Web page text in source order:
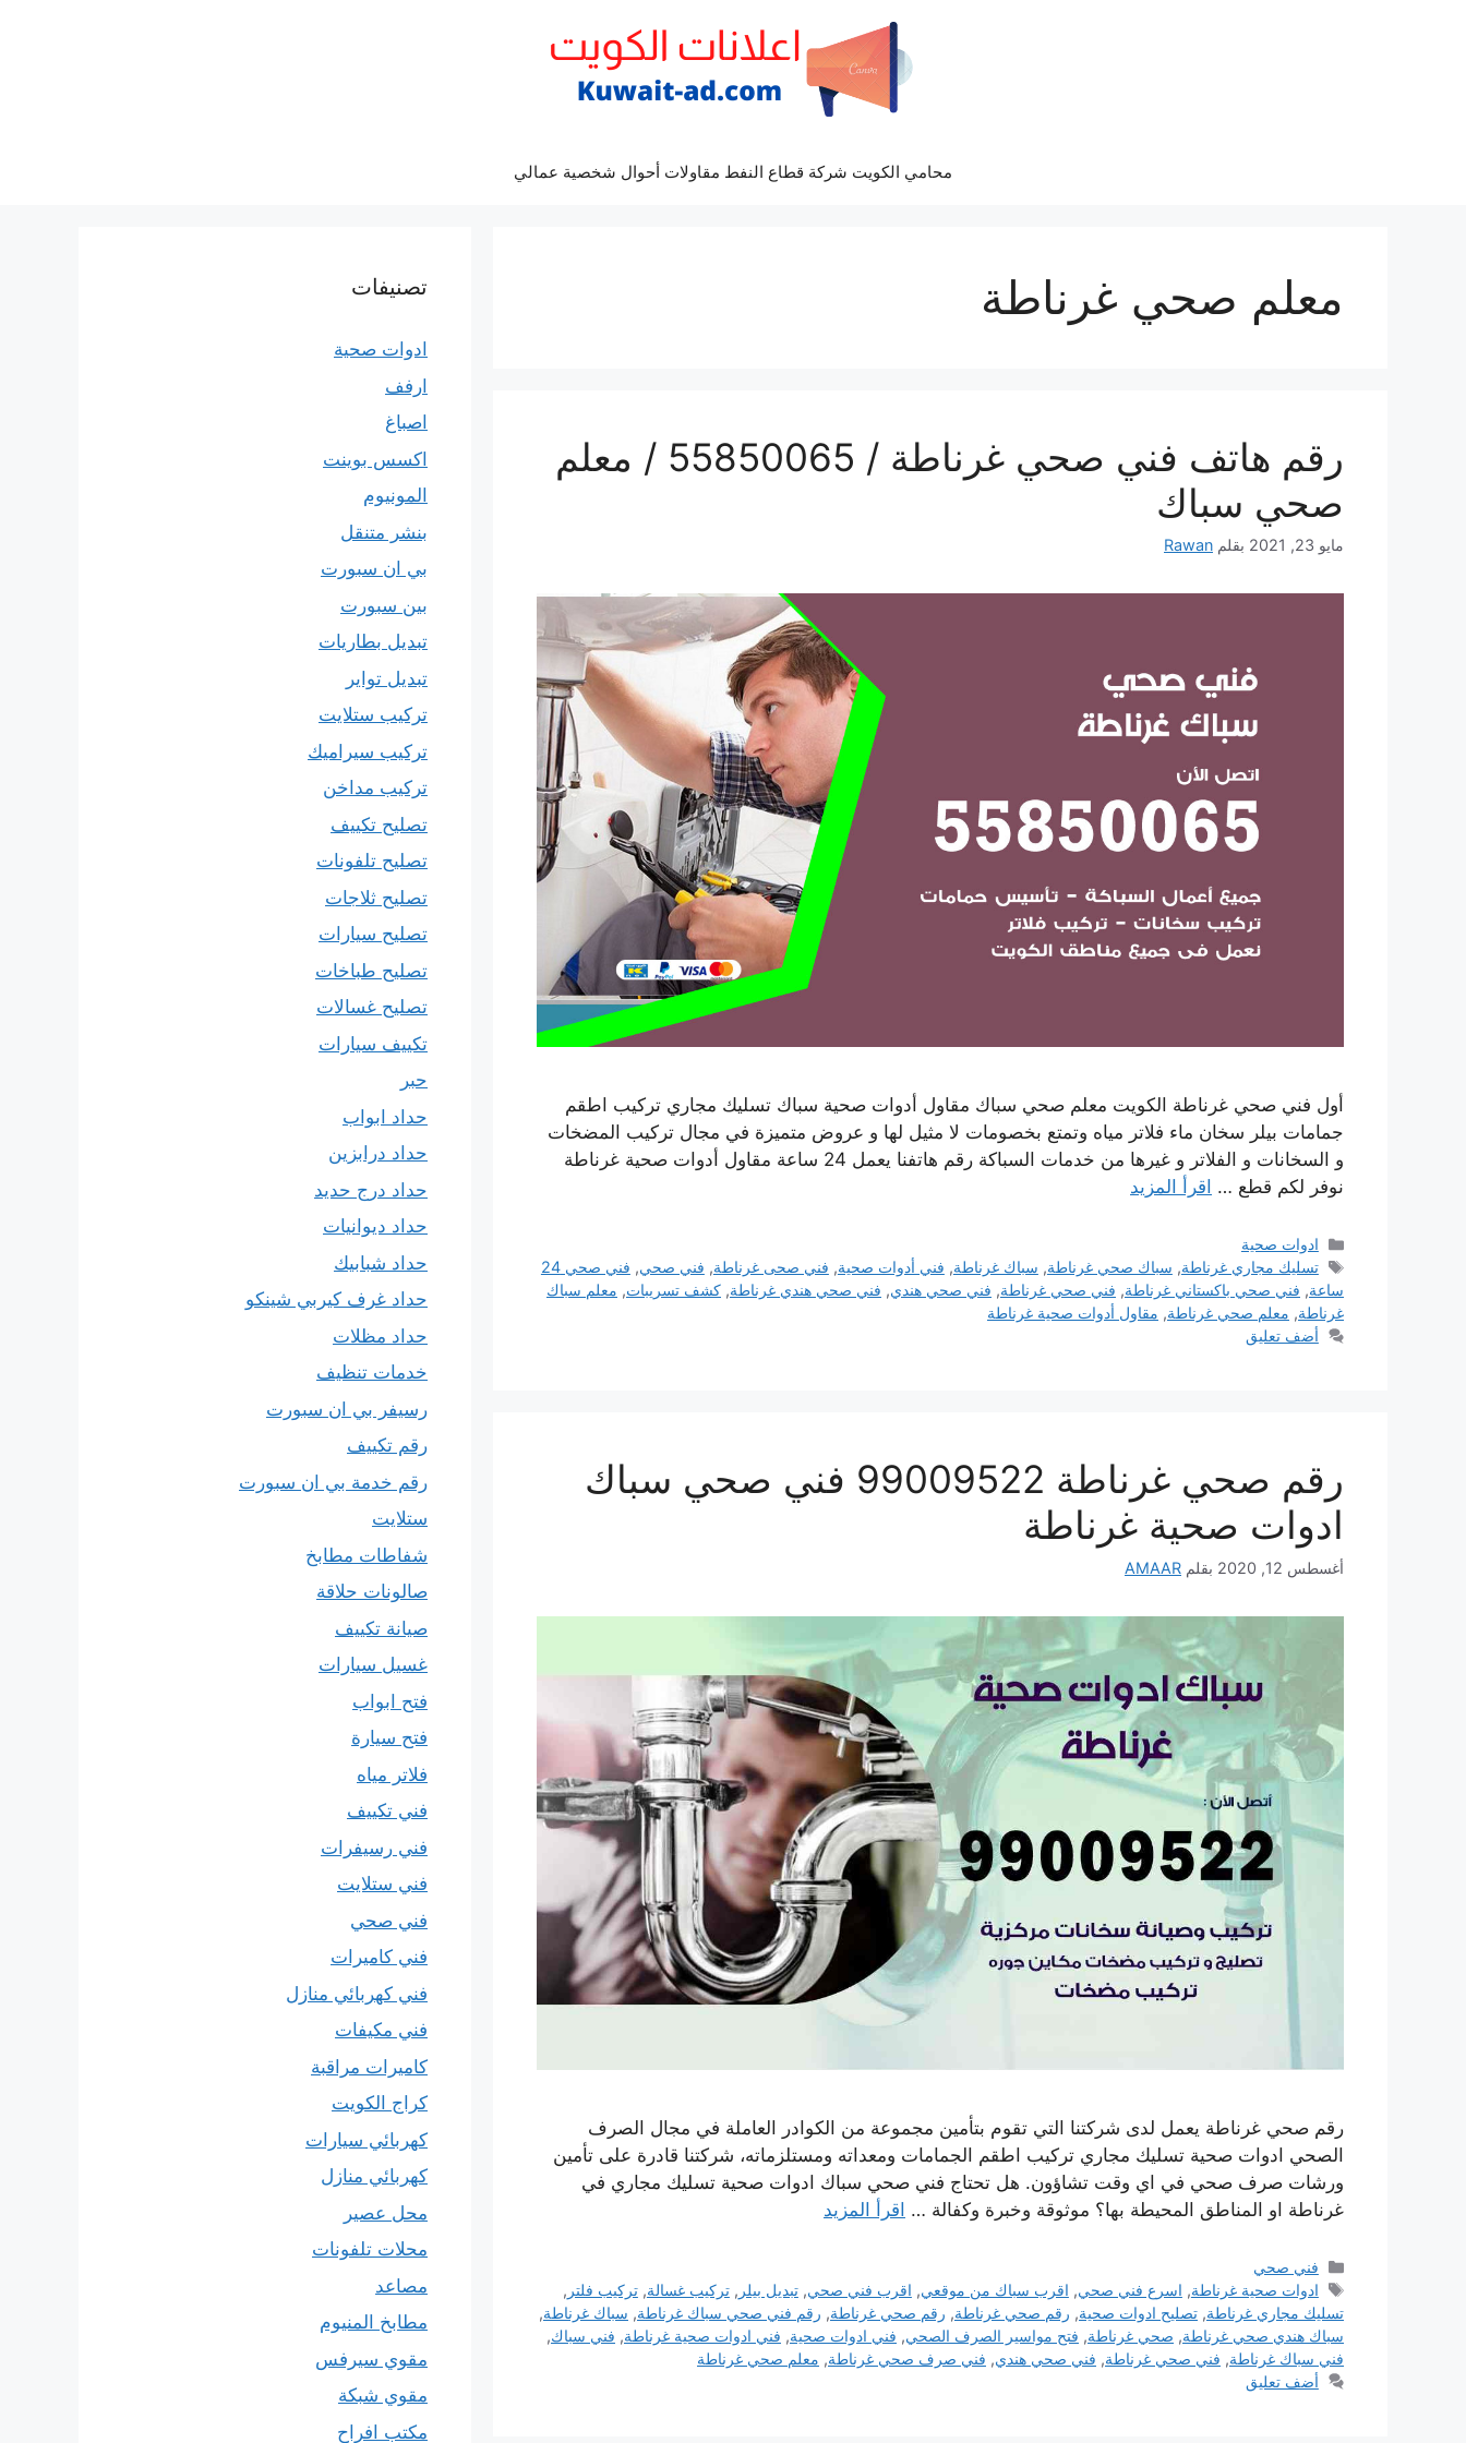
محامي الكويت شركة قطاع النفط مقاولات أحوال شخصية عمالي
معلم صحي غرناطة
رقم هاتف فني صحي غرناطة / 55850065 / معلم
صحي سباك
مايو 23, 2021 بقلم Rawan
أول فني صحي غرناطة الكويت معلم صحي سباك مقاول أدوات صحية سباك تسليك مجاري تركيب اطقم
جمامات بيلر سخان ماء فلاتر مياه وتمتع بخصومات لا مثيل لها و عروض متميزة في مجال تركيب المضخات
و السخانات و الفلاتر و غيرها من خدمات السباكة رقم هاتفنا يعمل 24 ساعة مقاول أدوات صحية غرناطة
نوفر لكم قطع … اقرأ المزيد
التصنيفات
ادوات صحية
الوسوم
تسليك مجاري غرناطة, سباك صحي غرناطة, سباك غرناطة, فني أدوات صحية, فني صحى غرناطة, فني صحي,
فني صحي 24
ساعة, فني صحي باكستاني غرناطة, فني صحي غرناطة, فني صحي هندي, فني صحي هندي غرناطة, كشف تسريبات, معلم سباك
غرناطة, معلم صحي غرناطة, مقاول أدوات صحية غرناطة
أضف تعليق
رقم صحي غرناطة 99009522 فني صحي سباك
ادوات صحية غرناطة
أغسطس 12, 2020 بقلم AMAAR
رقم صحي غرناطة يعمل لدى شركتنا التي تقوم بتأمين مجموعة من الكوادر العاملة في مجال الصرف
الصحي ادوات صحية تسليك مجاري تركيب اطقم الجمامات ومعداته ومستلزماته، شركتنا قادرة على تأمين
ورشات صرف صحي في اي وقت تشاؤون. هل تحتاج فني صحي سباك ادوات صحية تسليك مجاري في
غرناطة او المناطق المحيطة بها؟ موثوقة وخبرة وكفالة … اقرأ المزيد
التصنيفات
فني صحي
الوسوم
ادوات صحية غرناطة, اسرع فني صحي, اقرب سباك من موقعي, اقرب فني صحي,تبديل بيلر ,تركيب غسالة,تركيب فلتر ,
تسليك مجاري غرناطة, تصليح ادوات صحية, رقم صحي غرناطة, رقم صحي غرناطة, رقم فني صحي سباك غرناطة, سباك غرناطة,
سباك هندي صحي غرناطة, صحي غرناطة, فتح مواسير الصرف الصحي, فني ادوات صحية, فني ادوات صحية غرناطة, فني سباك,
فني سباك غرناطة, فني صحي غرناطة, فني صحي هندي, فني صرف صحي غرناطة, معلم صحي غرناطة
أضف تعليق
تصنيفات
ادوات صحية
ارفف
اصباغ
اكسس بوينت
المونيوم
بنشر متنقل
بي ان سبورت
بين سبورت
تبديل بطاريات
تبديل تواير
تركيب ستلايت
تركيب سيراميك
تركيب مداخن
تصليح تكييف
تصليح تلفونات
تصليح ثلاجات
تصليح سيارات
تصليح طباخات
تصليح غسالات
تكييف سيارات
حبر
حداد ابواب
حداد درابزين
حداد درج حديد
حداد ديوانيات
حداد شبابيك
حداد غرف كيربي شينكو
حداد مظلات
خدمات تنظيف
رسيفر بي ان سبورت
رقم تكييف
رقم خدمة بي ان سبورت
ستلايت
شفاطات مطابخ
صالونات حلاقة
صيانة تكييف
غسيل سيارات
فتح ابواب
فتح سيارة
فلاتر مياه
فني تكييف
فني رسيفرات
فني ستلايت
فني صحي
فني كاميرات
فني كهربائي منازل
فني مكيفات
كاميرات مراقبة
كراج الكويت
كهربائي سيارات
كهربائي منازل
محل عصير
محلات تلفونات
مصاعد
مطابخ المنيوم
مقوي سيرفس
مقوي شبكة
مكتب افراح